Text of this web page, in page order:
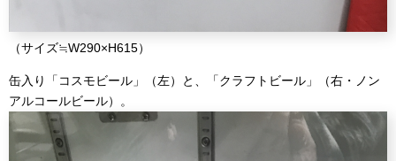
（サイズ≒W290×H615）
缶入り「コスモビール」（左）と、「クラフトビール」（右・ノン
アルコールビール）。